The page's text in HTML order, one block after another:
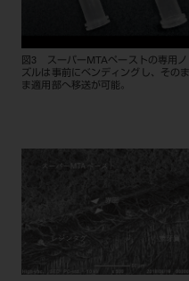
図3 スーパーMTAペーストの専用ノ
ズルは事前にベンディングし、そのま
ま適用部へ移送が可能。